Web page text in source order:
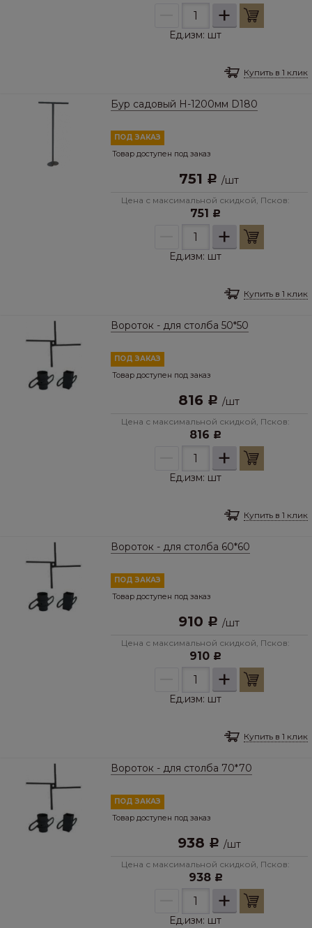
+
Ед.изм: шт
Купить в 1 клик
Бур садовый Н-1200мм D180
ПОД ЗАКАЗ
Товар доступен под заказ
751 Р /шт
Цена с максимальной скидкой, Псков:
751 Р
+
Ед.изм: шт
Купить в 1 клик
Вороток - для столба 50*50
ПОД ЗАКАЗ
Товар доступен под заказ
816 Р /шт
Цена с максимальной скидкой, Псков:
816 Р
+
Ед.изм: шт
Купить в 1 клик
Вороток - для столба 60*60
ПОД ЗАКАЗ
Товар доступен под заказ
910 Р /шт
Цена с максимальной скидкой, Псков:
910 Р
+
Ед.изм: шт
Купить в 1 клик
Вороток - для столба 70*70
ПОД ЗАКАЗ
Товар доступен под заказ
938 Р /шт
Цена с максимальной скидкой, Псков:
938 Р
+
Ед.изм: шт